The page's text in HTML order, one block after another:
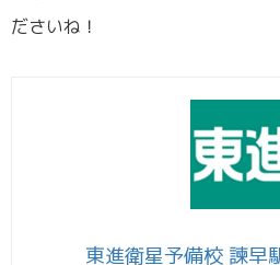
ださいね！
東進衛星予備校 諫早